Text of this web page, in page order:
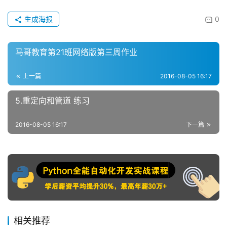
0
生成海报
马哥教育第21班网络版第三周作业
上一篇 2016-08-05 16:17
5.重定向和管道 练习
下一篇
2016-08-05 16:17
相关推荐